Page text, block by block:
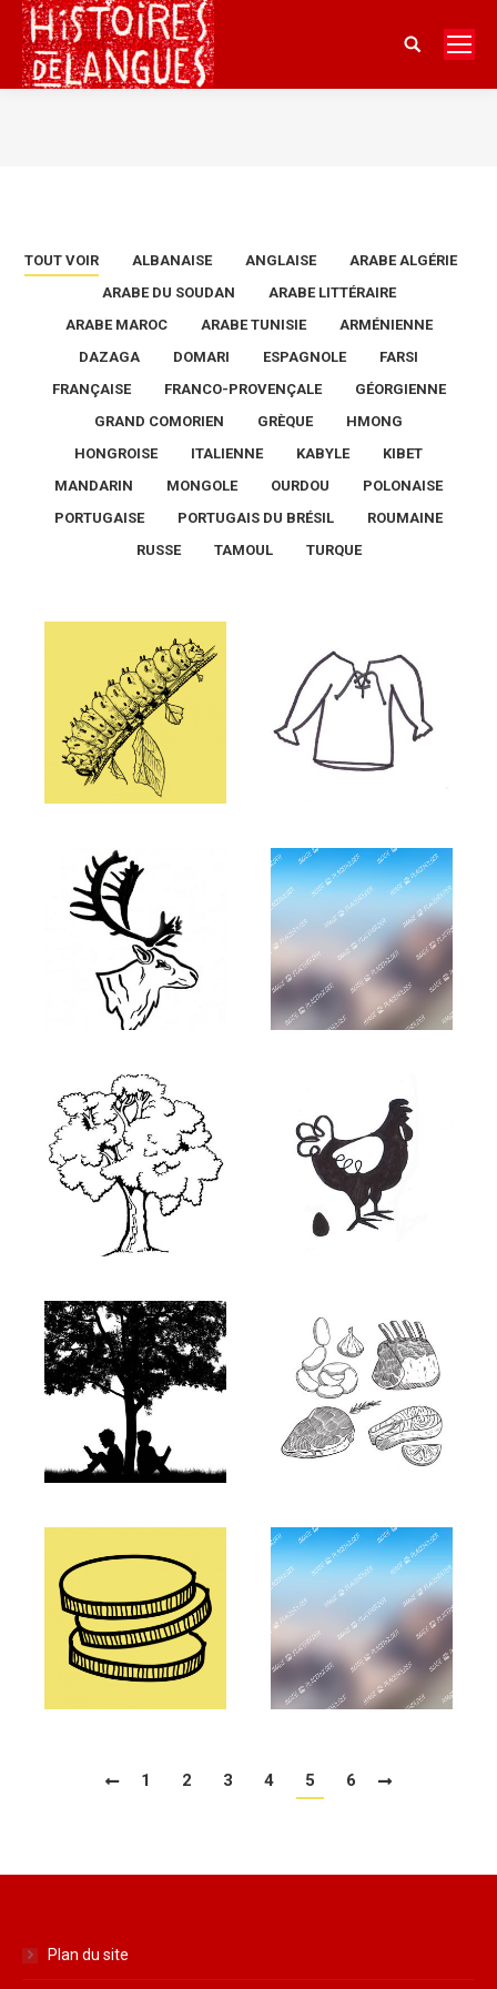
Search:
TOUT VOIR ALBANAISE ANGLAISE
ARABE ALGÉRIE
ARABE DU SOUDAN
ARABE LITTÉRAIRE
ARABE MAROC
ARABE TUNISIE
ARMÉNIENNE
DAZAGA
DOMARI ESPAGNOLE
FARSI
FRANÇAISE
FRANCO-PROVENÇALE
GÉORGIENNE
GRAND COMORIEN
GRÈQUE
HMONG
HONGROISE
ITALIENNE KABYLE
KIBET
MANDARIN
MONGOLE OURDOU
POLONAISE
PORTUGAISE
PORTUGAIS DU BRÉSIL
ROUMAINE
RUSSE
TAMOUL TURQUE
1 2 3 4 5 6
Plan du site